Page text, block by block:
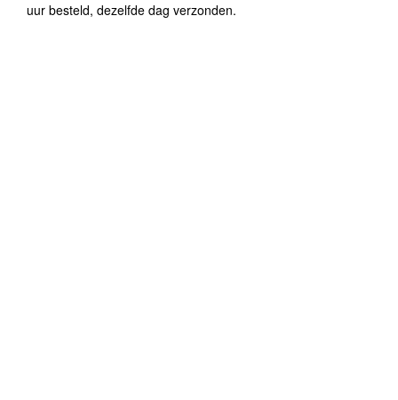
uur besteld, dezelfde dag verzonden.